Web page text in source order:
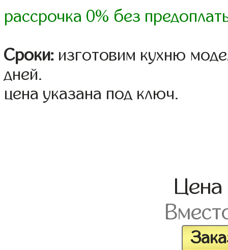
рассрочка 0% без
Сроки: изготовим кухню
дней.
цена указана под ключ.